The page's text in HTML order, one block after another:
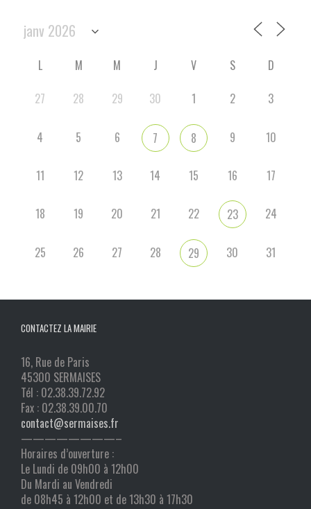
L M M J V S
D
27
28 29 30 1 2 3
4 5 6 7 8 9 10
11 12 13 14 15 16 17
18 19 20 21 22 23 24
25 26 27 28 29 30 31
CONTACTEZ LA MAIRIE
16, Rue de Paris
45300 SERMAISES
Tél : 02.38.39.72.92
Fax : 02.38.39.00.70
contact@sermaises.fr
————————–
Horaires d’ouverture :
Le Lundi de 09h00 à 12h00
Du Mardi au Vendredi
de 08h45 à 12h00 et de 13h30 à 17h30